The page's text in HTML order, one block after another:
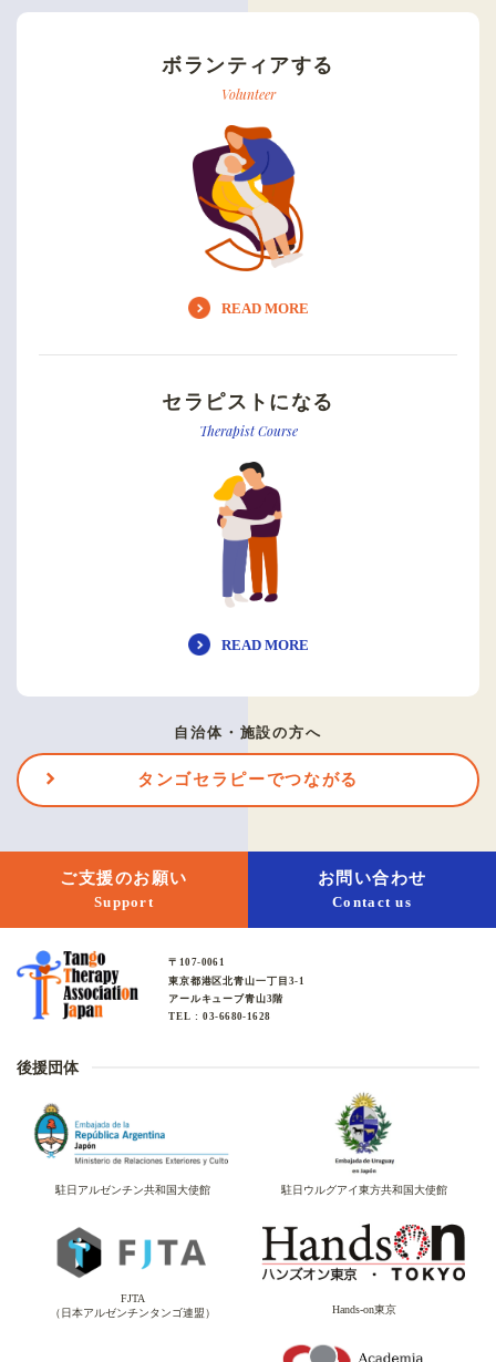
ボランティアする
Volunteer
READ MORE
セラピストになる
Therapist Course
READ MORE
自治体・施設の方へ
タンゴセラピーでつながる
ご支援のお願い
Support
お問い合わせ
Contact us
〒107-0061
東京都港区北青山一丁目3-1
アールキューブ青山3階
TEL : 03-6680-1628
後援団体
駐日アルゼンチン共和国大使館 駐日ウルグアイ東方共和国大使館
FJTA
（日本アルゼンチンタンゴ連盟）
Hands-on東京